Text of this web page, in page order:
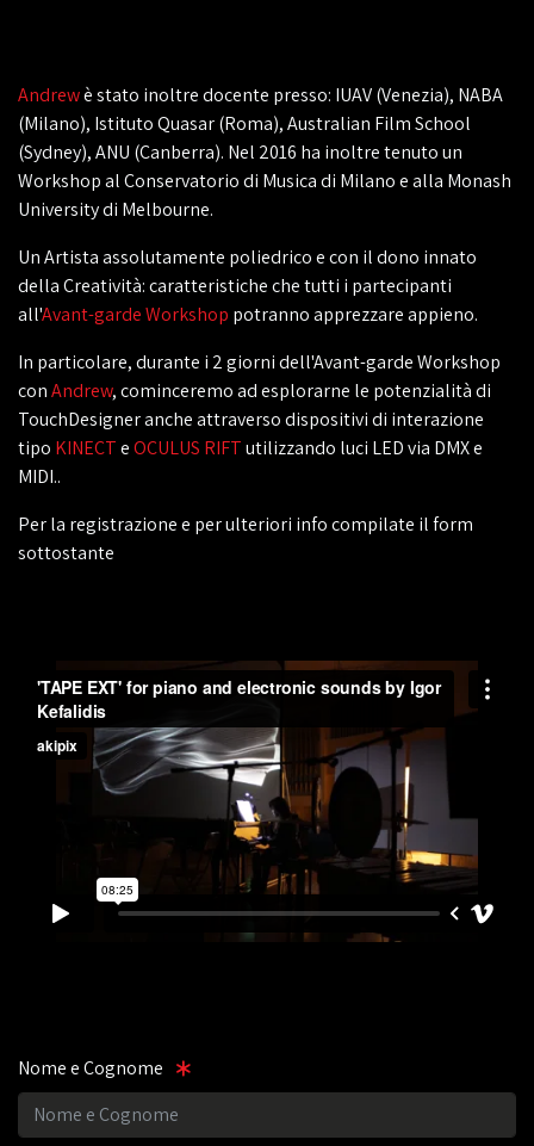
Andrewè stato inoltre docente presso: IUAV (Venezia), NABA
(Milano), Istituto Quasar (Roma), Australian Film School
(Sydney), ANU (Canberra). Nel 2016 ha inoltre tenuto un
Workshop al Conservatorio di Musica di Milano e alla Monash
University di Melbourne.
Un Artista assolutamente poliedrico e con il dono innato
della Creatività: caratteristiche che tutti i partecipanti
all'Avant-garde Workshop potranno apprezzare appieno.
In particolare, durante i 2 giorni dell'Avant-garde Workshop
conAndrew, cominceremo ad esplorarne le potenzialità di
TouchDesigner anche attraverso dispositivi di interazione
tipo KINECTeOCULUS RIFTutilizzando luci LED via DMX e
MIDI..
Per la registrazione e per ulteriori info compilate il form
sottostante
Nome e Cognome